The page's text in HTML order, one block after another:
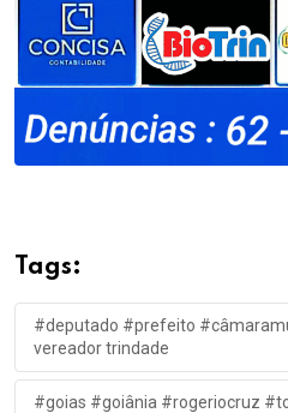
Tags:
#deputado #prefeito
vereador trindade
#goias #goiânia #rogeriocruz